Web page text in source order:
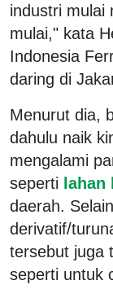
industri mulai
mulai," kata
Indonesia
daring di
Menurut dia,
dahulu naik
mengalami
seperti
daerah.
derivatif/
tersebut juga
seperti untuk